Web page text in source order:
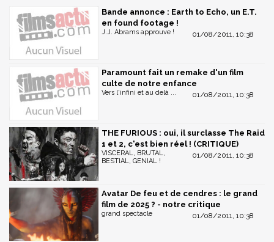
Bande annonce : Earth to Echo, un E.T.
en found footage !
01/08/2011, 10:38
J.J. Abrams approuve !
Paramount fait un remake d'un film
culte de notre enfance
01/08/2011, 10:38
Vers l'infini et au delà ...
THE FURIOUS : oui, il surclasse The Raid
1 et 2, c'est bien réel ! (CRITIQUE)
01/08/2011, 10:38
VISCERAL, BRUTAL,
BESTIAL, GENIAL !
Avatar De feu et de cendres : le grand
film de 2025 ? - notre critique
01/08/2011, 10:38
grand spectacle